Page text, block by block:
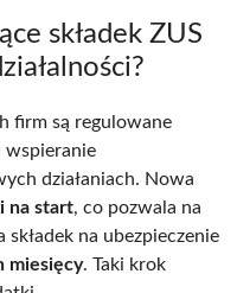
składek ZUS
firm są regulowane
wspieranie
działaniach. Nowa
na start, co pozwala na
na ubezpieczenie
miesięcy. Taki krok